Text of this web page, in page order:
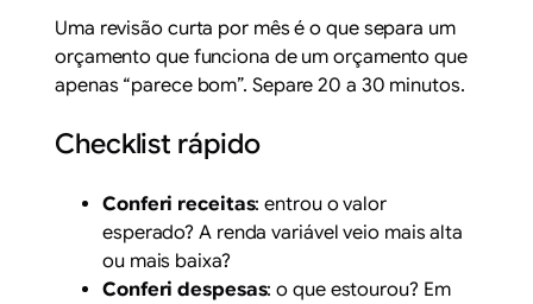
Uma revisão curta por mês é o que separa um
orçamento que funciona de um orçamento que
apenas “parece bom”. Separe 20 a 30 minutos.
Checklist rápido
Conferi receitas: entrou o valor
esperado? A renda variável veio mais alta
ou mais baixa?
Conferi despesas: o que estourou? Em